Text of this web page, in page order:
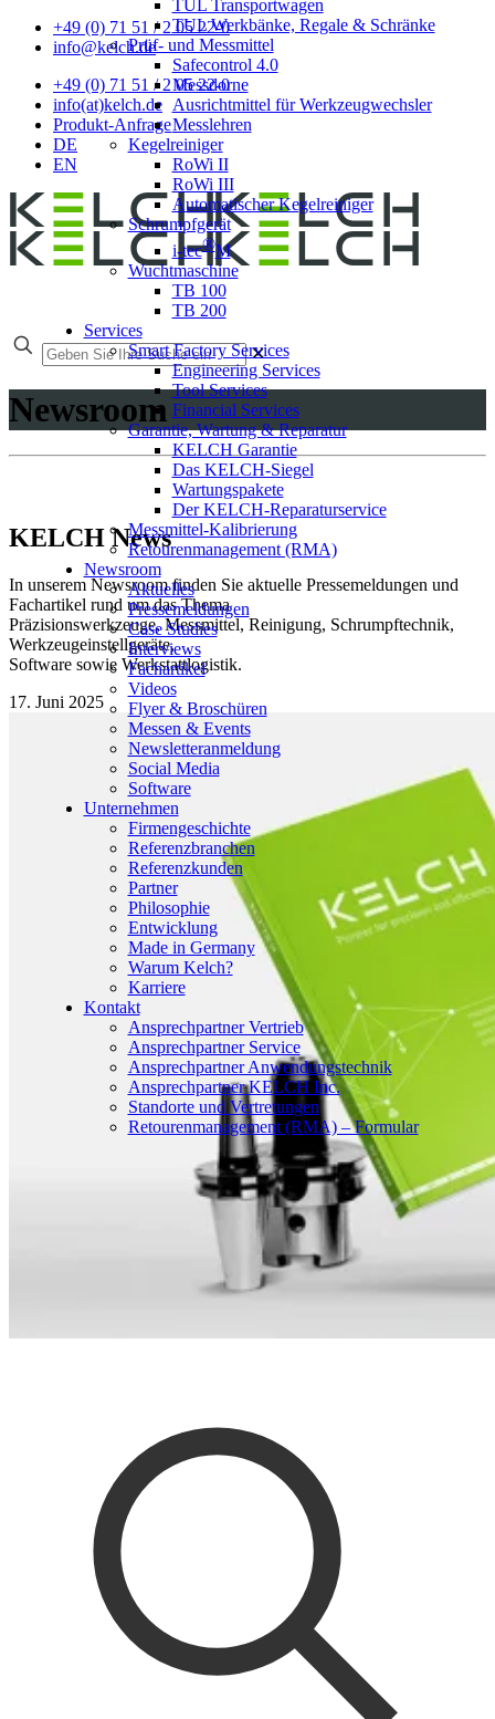
+49 (0) 71 51 / 2 05 22-0
info@kelch.de
+49 (0) 71 51 / 2 05 22-0
info(at)kelch.de
Produkt-Anfrage
DE
EN
TUL Transportwagen
TUL Werkbänke, Regale & Schränke
Prüf- und Messmittel
Safecontrol 4.0
Messdorne
Ausrichtmittel für Werkzeugwechsler
Messlehren
Kegelreiniger
RoWi II
RoWi III
Automatischer Kegelreiniger
Schrumpfgerät
i-tec®M
Wuchtmaschine
TB 100
TB 200
Services
Smart Factory Services
Engineering Services
Tool Services
Financial Services
Garantie, Wartung & Reparatur
KELCH Garantie
Das KELCH-Siegel
Wartungspakete
Der KELCH-Reparaturservice
Messmittel-Kalibrierung
Retourenmanagement (RMA)
Newsroom
Aktuelles
Pressemeldungen
Case Studies
Interviews
Fachartikel
Videos
Flyer & Broschüren
Messen & Events
Newsletteranmeldung
Social Media
Software
Unternehmen
Firmengeschichte
Referenzbranchen
Referenzkunden
Partner
Philosophie
Entwicklung
Made in Germany
Warum Kelch?
Karriere
Kontakt
Ansprechpartner Vertrieb
Ansprechpartner Service
Ansprechpartner Anwendungstechnik
Ansprechpartner KELCH Inc.
Standorte und Vertretungen
Retourenmanagement (RMA) – Formular
✕
Newsroom
KELCH News
In unserem Newsroom finden Sie aktuelle Pressemeldungen und
Fachartikel rund um das Thema
Präzisionswerkzeuge, Messmittel, Reinigung, Schrumpftechnik,
Werkzeugeinstellgeräte,
Software sowie Werkstattlogistik.
17. Juni 2025